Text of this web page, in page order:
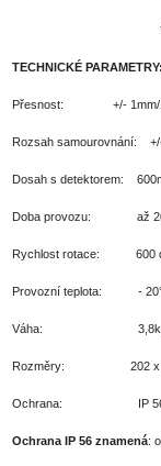
TECHNICKÉ PARAMETRY:
Přesnost: +/- 1mm/
Rozsah samourovnání:
Dosah s detektorem:
Doba provozu: až 20
Rychlost rotace: 600
Provozní teplota: -
Váha:
Rozměry: 202 x
Ochrana: IP
Ochrana IP 56 znamená: